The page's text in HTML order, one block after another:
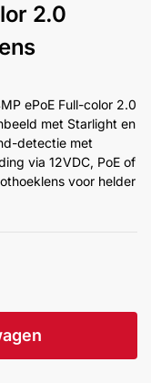
2.0
ePoE Full-color 2.0
met Starlight en
detectie met
via 12VDC, PoE of
voor helder